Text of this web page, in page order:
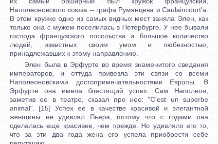
Наполеоновского союза -- графа Румянцева и Caulaincourt'a.
В этом кружке одно из самых видных мест заняла Элен, как
только она с мужем поселилась в Петербурге. У нее бывали
господа французского посольства и большое количество
людей, известных своим умом и любезностью,
принадлежавших к этому направлению.
Элен была в Эрфурте во время знаменитого свидания
императоров, и оттуда привезла эти связи со всеми
Наполеоновскими достопримечательностями Европы. В
Эрфурте она имела блестящий успех. Сам Наполеон,
заметив ее в театре, сказал про нее: "C'est un superbe
animal". [15] Успех ее в качестве красивой и элегантной
женщины не удивлял Пьера, потому что с годами она
сделалась еще красивее, чем прежде. Но удивляло его то,
что за эти два года жена его успела приобрести себе